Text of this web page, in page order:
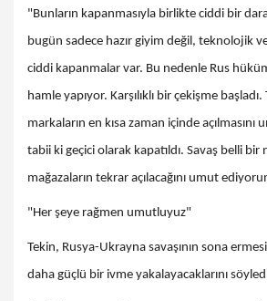
"Bunların kapanmasıyla birlikte ciddi bir
bugün sadece hazır giyim değil, teknolojik
ciddi kapanmalar var. Bu nedenle Rus
hamle yapıyor. Karşılıklı bir çekişme
markaların en kısa zaman içinde
tabii ki geçici olarak kapatıldı. Savaş belli
mağazaların tekrar açılacağını umut
"Her şeye rağmen umutluyuz"
Tekin, Rusya-Ukrayna savaşının sona
daha güçlü bir ivme yakalayacaklarını